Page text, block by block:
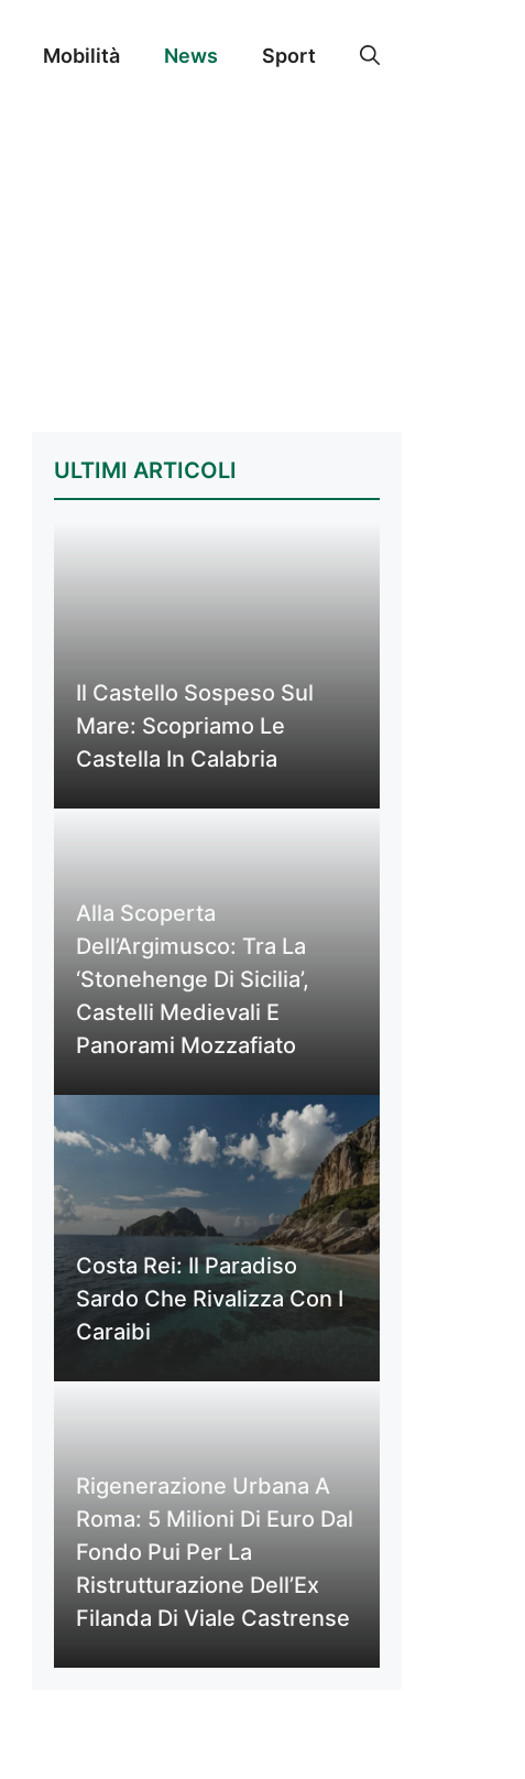
Mobilità News Sport
ULTIMI ARTICOLI
Il Castello Sospeso Sul
Mare: Scopriamo Le
Castella In Calabria
Alla Scoperta
Dell’Argimusco: Tra La
‘Stonehenge Di Sicilia’,
Castelli Medievali E
Panorami Mozzafiato
Costa Rei: Il Paradiso
Sardo Che Rivalizza Con I
Caraibi
Rigenerazione Urbana A
Roma: 5 Milioni Di Euro Dal
Fondo Pui Per La
Ristrutturazione Dell’Ex
Filanda Di Viale Castrense